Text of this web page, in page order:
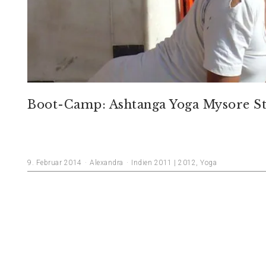
Boot-Camp: Ashtanga Yoga Mysore
9. Februar 2014 Alexandra Indien 2011 | 2012,Yoga